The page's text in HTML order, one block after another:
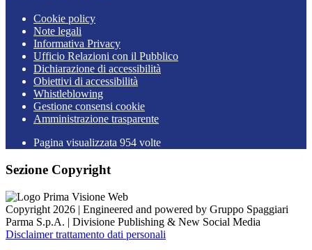
Cookie policy
Note legali
Informativa Privacy
Ufficio Relazioni con il Pubblico
Dichiarazione di accessibilità
Obiettivi di accessibilità
Whistleblowing
Gestione consensi cookie
Amministrazione trasparente
Pagina visualizzata 954 volte
Sezione Copyright
Copyright 2026 | Engineered and powered by Gruppo Spaggiari
Parma S.p.A. | Divisione Publishing & New Social Media
Disclaimer trattamento dati personali